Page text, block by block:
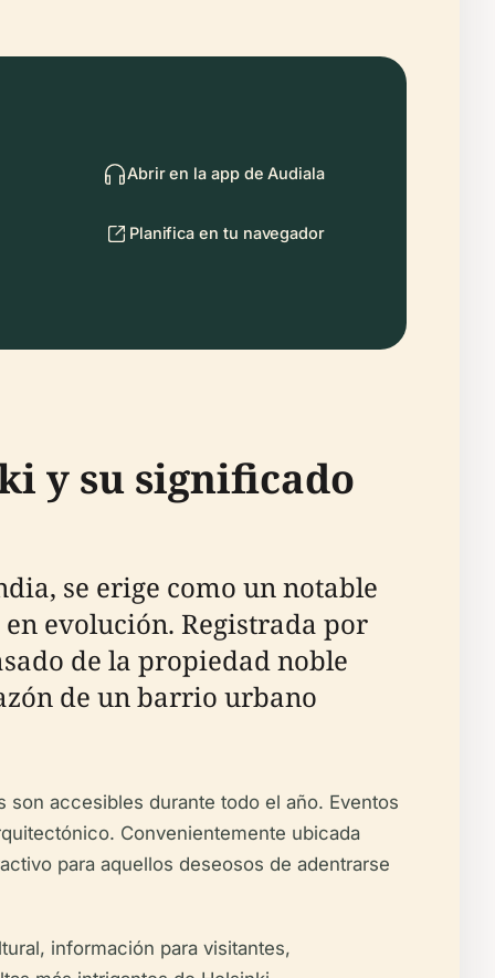
Abrir en la app de Audiala
Planifica en tu navegador
y su significado
se erige como un notable
evolución. Registrada por
de la propiedad noble
de un barrio urbano
accesibles durante todo el año. Eventos
Convenientemente ubicada
para aquellos deseosos de adentrarse
información para visitantes,